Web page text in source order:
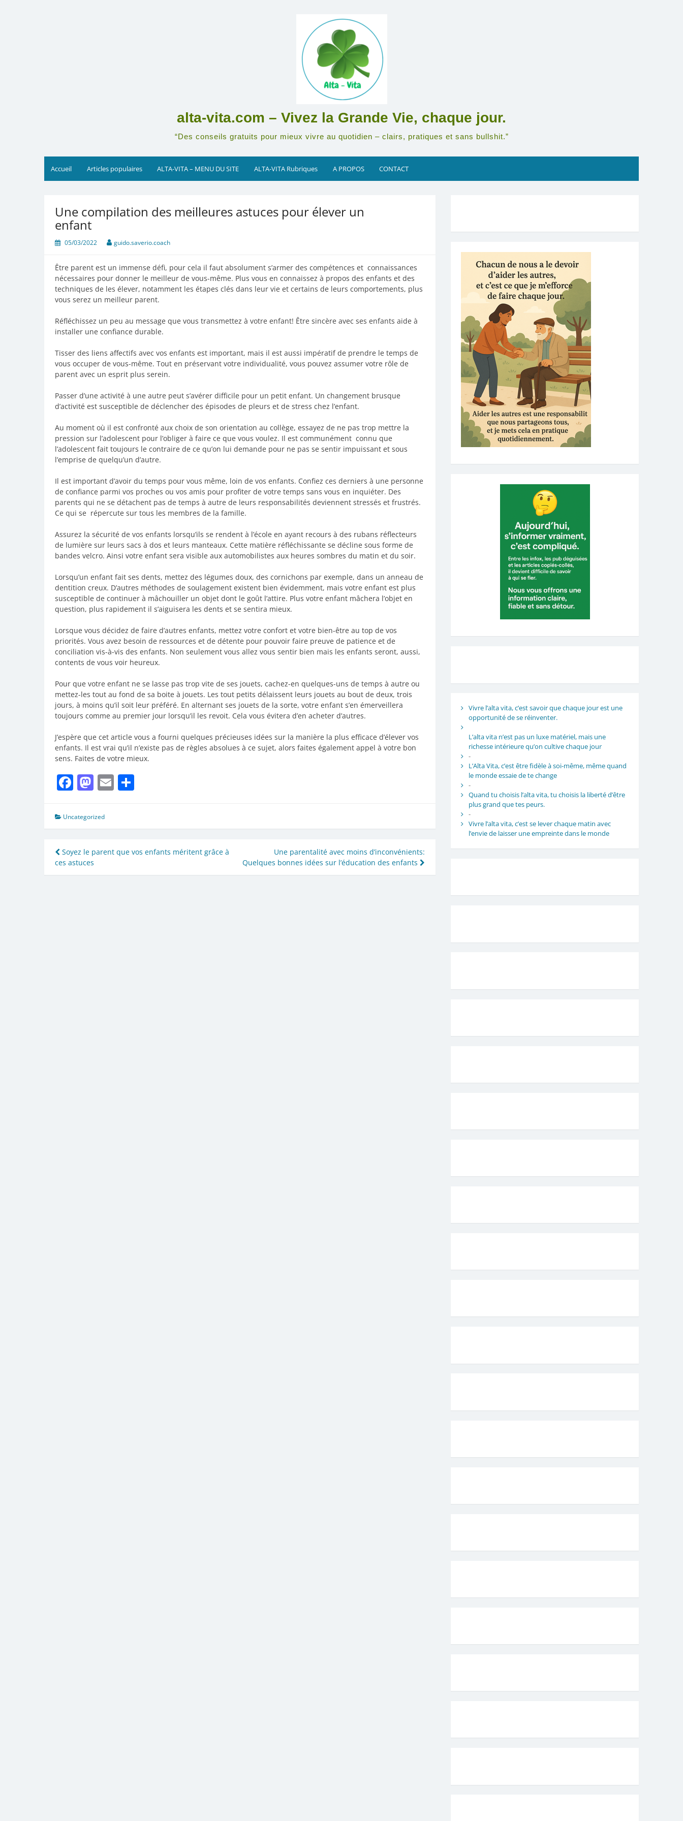
alta-vita.com – Vivez la Grande Vie, chaque jour.
“Des conseils gratuits pour mieux vivre au quotidien – clairs, pratiques et sans bullshit.”
Accueil Articles populaires ALTA-VITA – MENU DU SITE ALTA-VITA Rubriques A PROPOS CONTACT
Une compilation des meilleures astuces pour élever un
enfant
05/03/2022 guido.saverio.coach
Être parent est un immense défi, pour cela il faut absolument s’armer des compétences et connaissances
nécessaires pour donner le meilleur de vous-même. Plus vous en connaissez à propos des enfants et des
techniques de les élever, notamment les étapes clés dans leur vie et certains de leurs comportements, plus
vous serez un meilleur parent.
Réfléchissez un peu au message que vous transmettez à votre enfant! Être sincère avec ses enfants aide à
installer une confiance durable.
Tisser des liens affectifs avec vos enfants est important, mais il est aussi impératif de prendre le temps de
vous occuper de vous-même. Tout en préservant votre individualité, vous pouvez assumer votre rôle de
parent avec un esprit plus serein.
Passer d’une activité à une autre peut s’avérer difficile pour un petit enfant. Un changement brusque
d’activité est susceptible de déclencher des épisodes de pleurs et de stress chez l’enfant.
Au moment où il est confronté aux choix de son orientation au collège, essayez de ne pas trop mettre la
pression sur l’adolescent pour l’obliger à faire ce que vous voulez. Il est communément connu que
l’adolescent fait toujours le contraire de ce qu’on lui demande pour ne pas se sentir impuissant et sous
l’emprise de quelqu’un d’autre.
Il est important d’avoir du temps pour vous même, loin de vos enfants. Confiez ces derniers à une personne
de confiance parmi vos proches ou vos amis pour profiter de votre temps sans vous en inquiéter. Des
parents qui ne se détachent pas de temps à autre de leurs responsabilités deviennent stressés et frustrés.
Ce qui se répercute sur tous les membres de la famille.
Assurez la sécurité de vos enfants lorsqu’ils se rendent à l’école en ayant recours à des rubans réflecteurs
de lumière sur leurs sacs à dos et leurs manteaux. Cette matière réfléchissante se décline sous forme de
bandes velcro. Ainsi votre enfant sera visible aux automobilistes aux heures sombres du matin et du soir.
Lorsqu’un enfant fait ses dents, mettez des légumes doux, des cornichons par exemple, dans un anneau de
dentition creux. D’autres méthodes de soulagement existent bien évidemment, mais votre enfant est plus
susceptible de continuer à mâchouiller un objet dont le goût l’attire. Plus votre enfant mâchera l’objet en
question, plus rapidement il s’aiguisera les dents et se sentira mieux.
Lorsque vous décidez de faire d’autres enfants, mettez votre confort et votre bien-être au top de vos
priorités. Vous avez besoin de ressources et de détente pour pouvoir faire preuve de patience et de
conciliation vis-à-vis des enfants. Non seulement vous allez vous sentir bien mais les enfants seront, aussi,
contents de vous voir heureux.
Pour que votre enfant ne se lasse pas trop vite de ses jouets, cachez-en quelques-uns de temps à autre ou
mettez-les tout au fond de sa boite à jouets. Les tout petits délaissent leurs jouets au bout de deux, trois
jours, à moins qu’il soit leur préféré. En alternant ses jouets de la sorte, votre enfant s’en émerveillera
toujours comme au premier jour lorsqu’il les revoit. Cela vous évitera d’en acheter d’autres.
J’espère que cet article vous a fourni quelques précieuses idées sur la manière la plus efficace d’élever vos
enfants. Il est vrai qu’il n’existe pas de règles absolues à ce sujet, alors faites également appel à votre bon
sens. Faites de votre mieux.
Facebook
Mastodon
Email
Uncategorized
Navigation
de
Soyez le parent que vos enfants méritent grâce à
ces astuces
Une parentalité avec moins d’inconvénients:
Quelques bonnes idées sur l’éducation des enfants
Vivre l’alta vita, c’est savoir que chaque jour est une
opportunité de se réinventer.
L’alta vita n’est pas un luxe matériel, mais une
richesse intérieure qu’on cultive chaque jour
-
L’Alta Vita, c’est être fidèle à soi-même, même quand
le monde essaie de te change
-
Quand tu choisis l’alta vita, tu choisis la liberté d’être
plus grand que tes peurs.
-
Vivre l’alta vita, c’est se lever chaque matin avec
l’envie de laisser une empreinte dans le monde